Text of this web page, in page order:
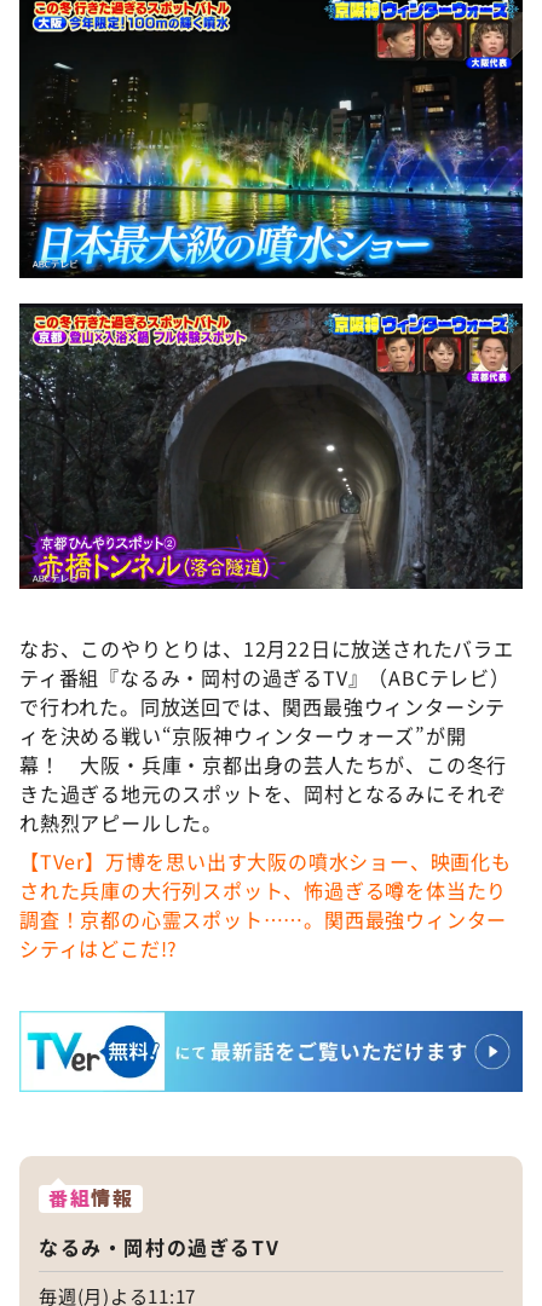
なお、このやりとりは、12月22日に放送されたバラエ
ティ番組『なるみ・岡村の過ぎるTV』（ABCテレビ）
で行われた。同放送回では、関西最強ウィンターシテ
ィを決める戦い“京阪神ウィンターウォーズ”が開
幕！ 大阪・兵庫・京都出身の芸人たちが、この冬行
きた過ぎる地元のスポットを、岡村となるみにそれぞ
れ熱烈アピールした。
【TVer】万博を思い出す大阪の噴水ショー、映画化も
された兵庫の大行列スポット、怖過ぎる噂を体当たり
調査！京都の心霊スポット……。関西最強ウィンター
シティはどこだ!?
番組情報
なるみ・岡村の過ぎるTV
毎週(月)よる11:17